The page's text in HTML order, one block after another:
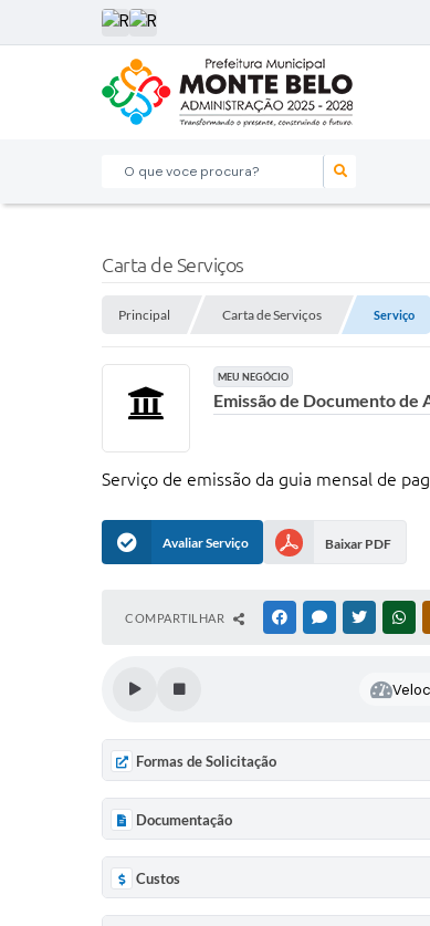
O que voce procura?
Carta de Serviços
Principal Carta de Serviços Serviço
MEU NEGÓCIO
Emissão de Documento de
Serviço de emissão da guia mensal de
Avaliar Serviço Baixar PDF
COMPARTILHAR FACEBOOKMESSENGER
TWITTER
Formas de Solicitação
Documentação
Custos